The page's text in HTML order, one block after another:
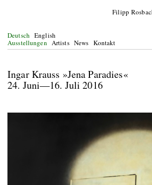
Filipp
Deutsch English
Ausstellungen Artists News Kontakt
Ingar Krauss »Jena Paradies«
24. Juni—16. Juli 2016